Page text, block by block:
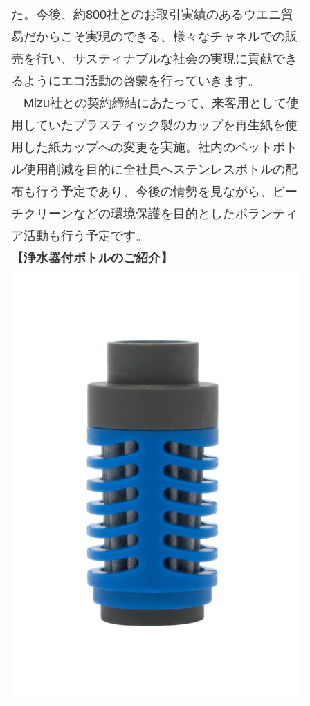
た。今後、約800社とのお取引実績のあるウエニ貿
易だからこそ実現のできる、様々なチャネルでの販
売を行い、サスティナブルな社会の実現に貢献でき
るようにエコ活動の啓蒙を行っていきます。
Mizu社との契約締結にあたって、来客用として使
用していたプラスティック製のカップを再生紙を使
用した紙カップへの変更を実施。社内のペットボト
ル使用削減を目的に全社員へステンレスボトルの配
布も行う予定であり、今後の情勢を見ながら、ビー
チクリーンなどの環境保護を目的としたボランティ
ア活動も行う予定です。
【浄水器付ボトルのご紹介】